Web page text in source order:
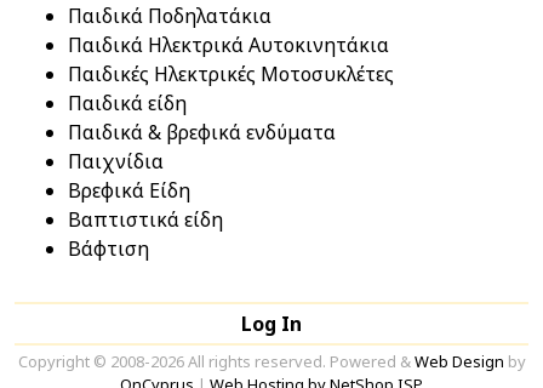
Παιδικά Ποδηλατάκια
Παιδικά Ηλεκτρικά Αυτοκινητάκια
Παιδικές Ηλεκτρικές Μοτοσυκλέτες
Παιδικά είδη
Παιδικά & βρεφικά ενδύματα
Παιχνίδια
Βρεφικά Είδη
Βαπτιστικά είδη
Βάφτιση
Log In
Copyright © 2008-2026 All rights reserved. Powered &Web Design by